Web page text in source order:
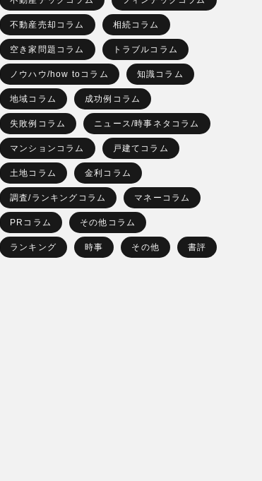
不動産売却コラム 相続コラム
空き家問題コラム トラブルコラム
ノウハウ/how toコラム 知識コラム
地域コラム 成功例コラム
失敗例コラム ニュース/時事ネタコラム
マンションコラム 戸建てコラム
土地コラム 金利コラム
調査/ランキングコラム マネーコラム
PRコラム その他コラム
ランキング 時事 その他 書評